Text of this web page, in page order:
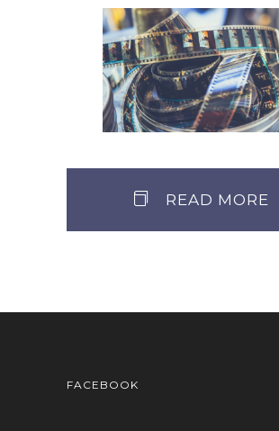
2026年5月 書棚から映像
へ 映像から書棚へ
満月のたより
READ MORE
FACEBOOK